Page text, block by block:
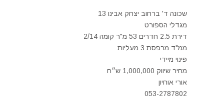
שכונה ד' ברחוב יצחק אבינו 13
מגדלי הספורט
דירת 2.5 חדרים 53 מ"ר קומה 2/14
ממ"ד מרפסת 3 מעליות
פינוי מיידי
מחיר שיווק 1,000,000 ש״ח
אורי אוחיון
053-2787802